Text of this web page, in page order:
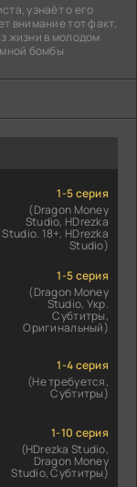
узнаёт о его
внимание тот факт,
жизни в молодом
бомбы
1-5 серия
(Dragon Money
Studio, HDrezka
Studio. 18+, HDrezka
Studio)
1-5 серия
(Dragon Money
Studio, Укр.
Субтитры,
Оригинальный)
1-4 серия
(Не требуется,
Субтитры)
1-10 серия
(HDrezka Studio,
Dragon Money
Studio, Субтитры)